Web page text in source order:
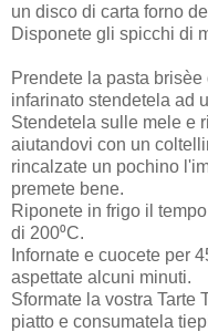
un disco di carta forno
Disponete gli spicchi di
Prendete la pasta
infarinato stendetela ad
Stendetela sulle mele e
aiutandovi con un
rincalzate un pochino
premete bene.
Riponete in frigo il
di 200⁰C.
Infornate e cuocete per
aspettate alcuni minuti.
Sformate la vostra Tarte
piatto e consumatela